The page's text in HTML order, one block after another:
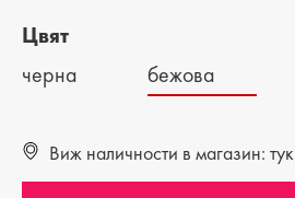
Цвят
черна
бежова
Виж наличности в магазин: тук